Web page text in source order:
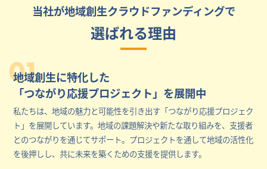
当社が地域創生クラウドファンディングで
選ばれる理由
01
地域創生に特化した
「つながり応援プロジェクト」を展開中
私たちは、地域の魅力と可能性を引き出す「つながり応援プロジェク
ト」を展開しています。地域の課題解決や新たな取り組みを、支援者
とのつながりを通じてサポート。プロジェクトを通して地域の活性化
を後押しし、共に未来を築くための支援を提供します。